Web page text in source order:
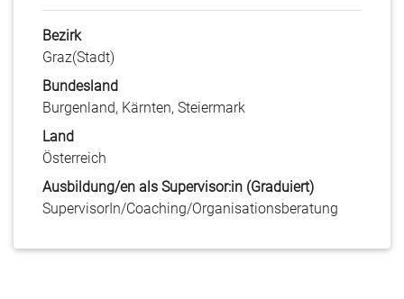
Bezirk
Graz(Stadt)
Bundesland
Burgenland, Kärnten, Steiermark
Land
Österreich
Ausbildung/en als Supervisor:in (Graduiert)
SupervisorIn/Coaching/Organisationsberatung